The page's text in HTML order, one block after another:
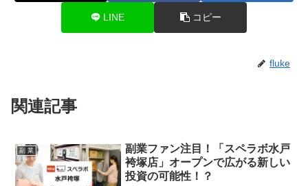
LINE コピー
fluke
関連記事
副 業
副業ファン注目！「スペラボ水戸
袴塚店」オープンで広がる新しい
投資の可能性！？